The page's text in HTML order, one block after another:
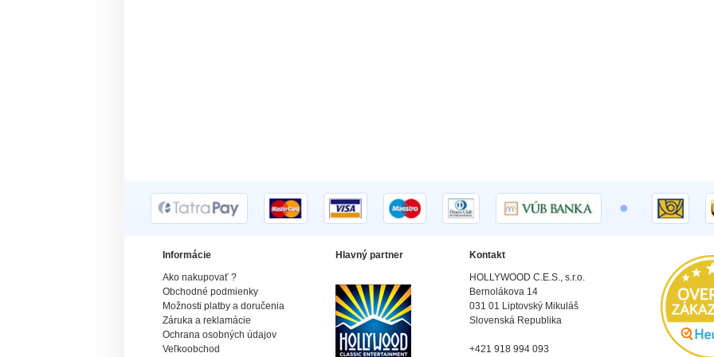
•
Informácie
Ako nakupovať ?
Obchodné podmienky
Možnosti platby a doručenia
Záruka a reklamácie
Ochrana osobných údajov
Veľkoobchod
Hlavný partner
Kontakt
HOLLYWOOD C.E.S., s.r.o.
Bernolákova 14
031 01 Liptovský Mikuláš
Slovenská Republika
+421 918 994 093